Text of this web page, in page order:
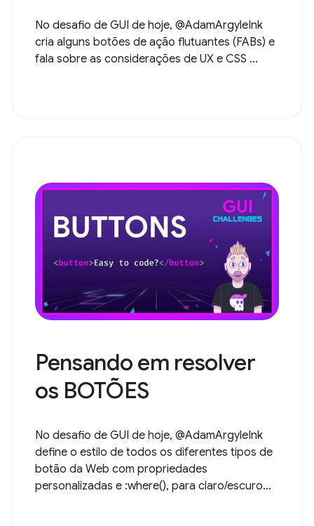
No desafio de GUI de hoje, @AdamArgyleInk
cria alguns botões de ação flutuantes (FABs) e
fala sobre as considerações de UX e CSS ...
Pensando em resolver
os BOTÕES
No desafio de GUI de hoje, @AdamArgyleInk
define o estilo de todos os diferentes tipos de
botão da Web com propriedades
personalizadas e :where(), para claro/escuro...